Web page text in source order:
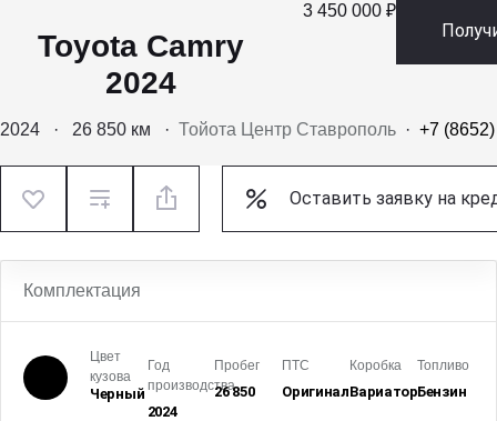
Toyota Camry
2024
3 450 000 ₽
2024 · 26 850 км · Тойота Центр Ставрополь · +7
Оставить заявку на
Комплектация
Цвет
кузова
Черный
Год
производства
2024
Пробег
26 850
ПТС
Оригинал
Коробка
Вариатор
Топливо
Бензин